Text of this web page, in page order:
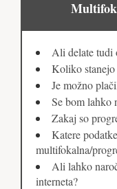
Ali delate tudi
Koliko
Je možno
Se bom lahko
Zakaj so
Katere
multifokalna/
Ali lahko
interneta?